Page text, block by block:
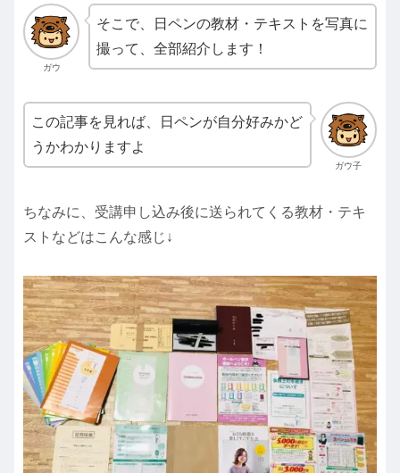
ガウ
そこで、日ペンの教材・テキストを写真に
撮って、全部紹介します！
ガウ子
この記事を見れば、日ペンが自分好みかど
うかわかりますよ
ちなみに、受講申し込み後に送られてくる教材・テキ
ストなどはこんな感じ↓